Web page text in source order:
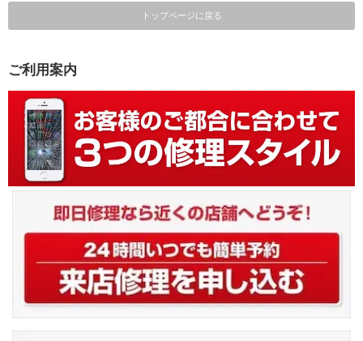
トップページに戻る
ご利用案内